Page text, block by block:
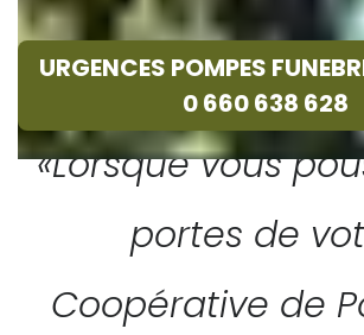
URGENCES POMPES
0 660 638 628
«Lorsque vous
portes de
Coopérative de